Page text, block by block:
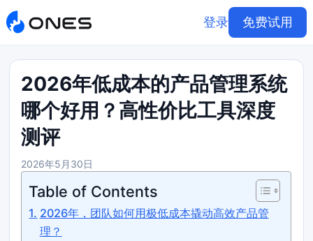
登录 免费试用
2026年低成本的产品管理系统
哪个好用？高性价比工具深度
测评
2026年5月30日
Table of Contents
2026年，团队如何用极低成本撬动高效产品管
理？